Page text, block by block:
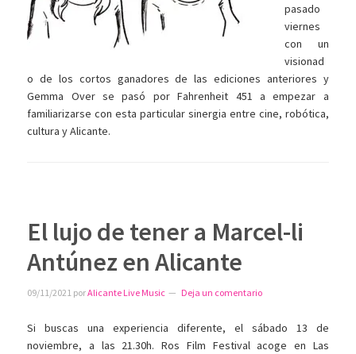
pasado
viernes
con un
visionad
o de los cortos ganadores de las ediciones anteriores y
Gemma Over se pasó por Fahrenheit 451 a empezar a
familiarizarse con esta particular sinergia entre cine, robótica,
cultura y Alicante.
El lujo de tener a Marcel-li
Antúnez en Alicante
09/11/2021 porAlicante Live Music Deja un comentario
Si buscas una experiencia diferente, el sábado 13 de
noviembre, a las 21.30h. Ros Film Festival acoge en Las